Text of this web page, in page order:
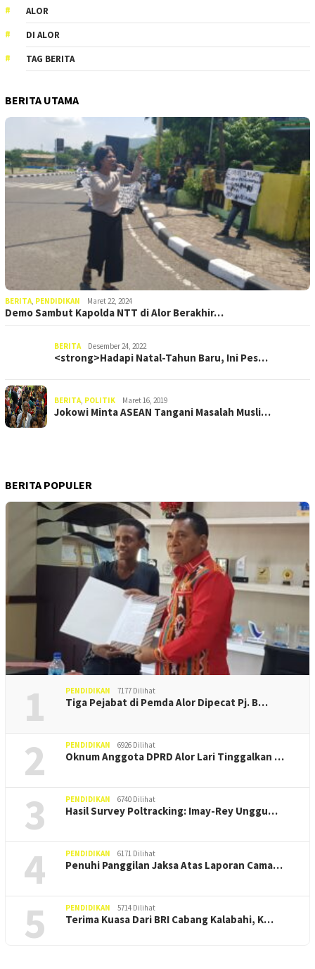
ALOR
DI ALOR
TAG BERITA
BERITA UTAMA
BERITA PENDIDIKAN Maret 22, 2024
Demo Sambut Kapolda NTT di Alor Berakhir…
BERITA Desember 24, 2022
<strong>Hadapi Natal-Tahun Baru, Ini Pes…
BERITA POLITIK Maret 16, 2019
Jokowi Minta ASEAN Tangani Masalah Musli…
BERITA POPULER
1 PENDIDIKAN 7177 Dilihat
Tiga Pejabat di Pemda Alor Dipecat Pj. B…
2 PENDIDIKAN 6926 Dilihat
Oknum Anggota DPRD Alor Lari Tinggalkan …
3 PENDIDIKAN 6740 Dilihat
Hasil Survey Poltracking: Imay-Rey Unggu…
4 PENDIDIKAN 6171 Dilihat
Penuhi Panggilan Jaksa Atas Laporan Cama…
5 PENDIDIKAN 5714 Dilihat
Terima Kuasa Dari BRI Cabang Kalabahi, K…